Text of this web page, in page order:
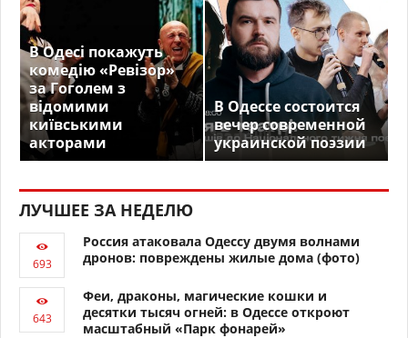
В Одесі покажуть
комедію «Ревізор»
за Гоголем з
відомими
київськими
акторами
В Одессе состоится
вечер современной
украинской поэзии
ЛУЧШЕЕ ЗА НЕДЕЛЮ
Россия атаковала Одессу двумя волнами
дронов: повреждены жилые дома (фото)
Феи, драконы, магические кошки и
десятки тысяч огней: в Одессе откроют
масштабный «Парк фонарей»